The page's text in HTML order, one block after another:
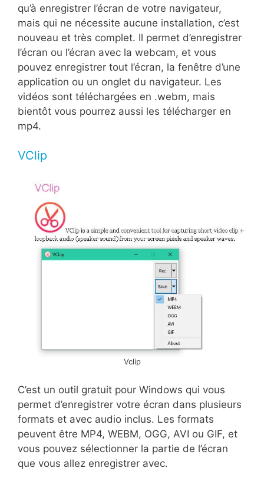
qu’à enregistrer l’écran de votre navigateur,
mais qui ne nécessite aucune installation, c’est
nouveau et très complet. Il permet d’enregistrer
l’écran ou l’écran avec la webcam, et vous
pouvez enregistrer tout l’écran, la fenêtre d’une
application ou un onglet du navigateur. Les
vidéos sont téléchargées en .webm, mais
bientôt vous pourrez aussi les télécharger en
mp4.
VClip
Vclip
C’est un outil gratuit pour Windows qui vous
permet d’enregistrer votre écran dans plusieurs
formats et avec audio inclus. Les formats
peuvent être MP4, WEBM, OGG, AVI ou GIF, et
vous pouvez sélectionner la partie de l’écran
que vous allez enregistrer avec.